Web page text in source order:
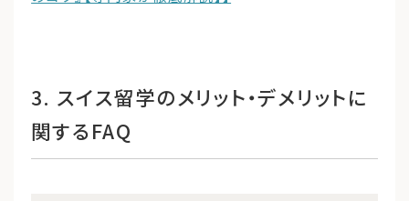
3. スイス留学のメリット・デメリットに
関するFAQ